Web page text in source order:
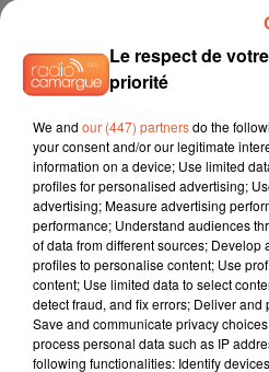
Le respect de
priorité
We and our (447) partnersdo the
your consent and/or our legitimate
information on a device; Use limited
profiles for personalised advertising;
advertising; Measure advertising
performance; Understand audiences
of data from different sources; Develop
profiles to personalise content; Use
content; Use limited data to select
detect fraud, and fix errors; Deliver
Save and communicate privacy
process personal data such as IP
following functionalities: Identify